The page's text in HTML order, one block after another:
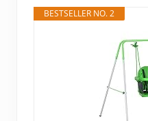
BESTSELLER NO. 2